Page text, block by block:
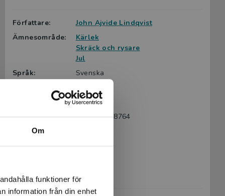
Om
funktioner för
information från din enhet
Författare:
John Ajvide Lindqvist
Ämnesområde:
Kärlek
Skräck och rysare
Jul
Språk:
Svenska
Large
22
ISBN:
9789179498764
Utgivningsår:
Artikelnummer:
47998-01
Sidantal:
44